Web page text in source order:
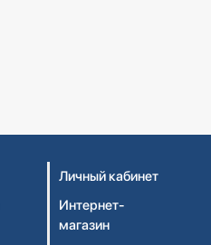
Личный кабинет
Интернет-
магазин